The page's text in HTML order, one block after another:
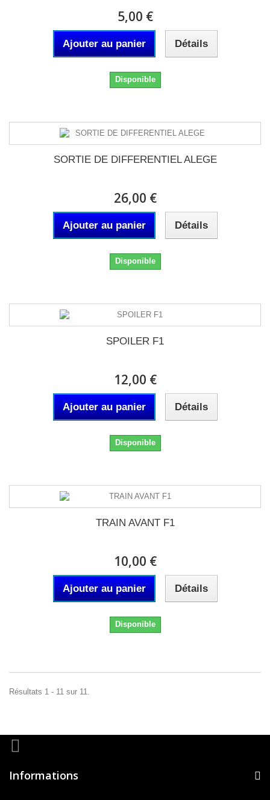
5,00 €
Ajouter au panier Détails
Disponible
SORTIE DE DIFFERENTIEL ALEGE
26,00 €
Ajouter au panier Détails
Disponible
SPOILER F1
12,00 €
Ajouter au panier Détails
Disponible
TRAIN AVANT F1
10,00 €
Ajouter au panier Détails
Disponible
Résultats 1 - 11 sur 11.
Informations